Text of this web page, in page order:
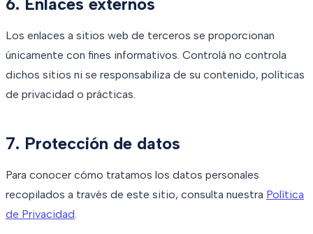
Los enlaces a sitios web de terceros se proporcionan
únicamente con fines informativos. Controlá no controla
dichos sitios ni se responsabiliza de su contenido, políticas
de privacidad o prácticas.
7. Protección de datos
Para conocer cómo tratamos los datos personales
recopilados a través de este sitio, consulta nuestra Política
de Privacidad